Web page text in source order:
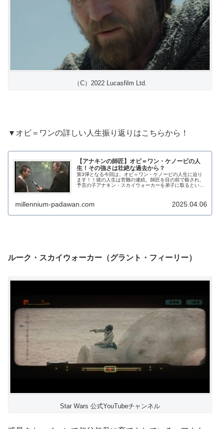
（C）2022 Lucasfilm Ltd.
▼オビ＝ワンの詳しい人生振り返りはこちらから！
【アナキンの師匠】オビ＝ワン・ケノービの人
生！その強さは壮絶な過去から？
第3弾となる今回は、オビ＝ワン・ケノービの人生に迫り
ます！！彼の人生は苦難の連続。師匠を目の前で殺され、
予言の子アナキン・スカイウォーカーを弟子に取るという
millennium-padawan.com 2025.04.06
ルーク・スカイウォーカー（グラント・フィーリー）
Star Wars 公式YouTubeチャンネル